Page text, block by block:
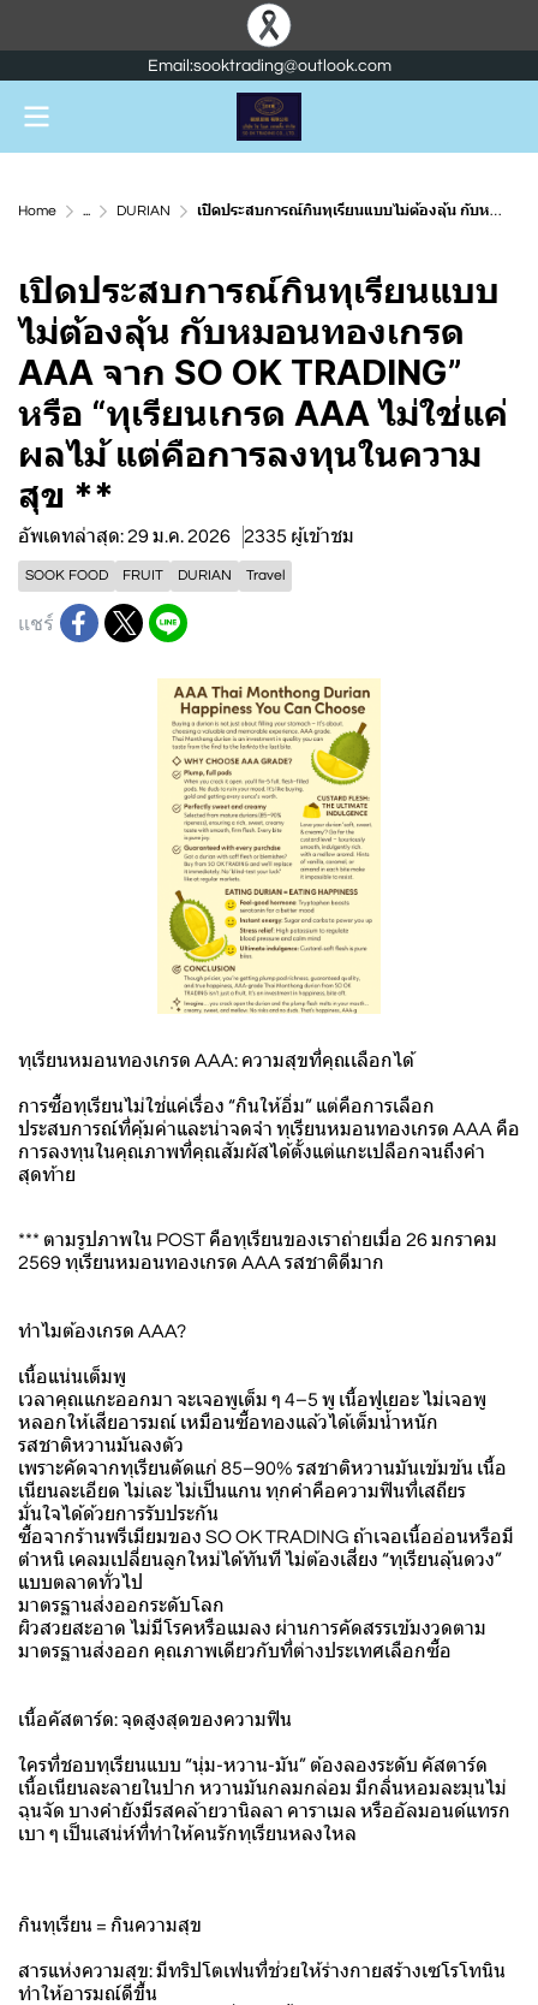
Email:sooktrading@outlook.com
Home ... DURIAN เปิดประสบการณ์กินทุเรียนแบบไม่ต้องลุ้น กับหมอนทองเกรด AAA จาก SO OK TRADING” หรือ “ทุเรียนเกรด AAA ไม่ใช่แค่ผลไม้ แต่คือการลงทุนในความสุข **
เปิดประสบการณ์กินทุเรียนแบบ
ไม่ต้องลุ้น กับหมอนทองเกรด
AAA จาก SO OK TRADING”
หรือ “ทุเรียนเกรด AAA ไม่ใช่แค่
ผลไม้ แต่คือการลงทุนในความ
สุข **
อัพเดทล่าสุด: 29 ม.ค. 2026 2335 ผู้เข้าชม
SOOK FOOD FRUIT DURIAN Travel
แชร์
ทุเรียนหมอนทองเกรด AAA: ความสุขที่คุณเลือกได้
การซื้อทุเรียนไม่ใช่แค่เรื่อง “กินให้อิ่ม” แต่คือการเลือก
ประสบการณ์ที่คุ้มค่าและน่าจดจำ ทุเรียนหมอนทองเกรด AAA คือ
การลงทุนในคุณภาพที่คุณสัมผัสได้ตั้งแต่แกะเปลือกจนถึงคำ
สุดท้าย
*** ตามรูปภาพใน POST คือทุเรียนของเราถ่ายเมื่อ 26 มกราคม
2569 ทุเรียนหมอนทองเกรด AAA รสชาติดีมาก
ทำไมต้องเกรด AAA?
เนื้อแน่นเต็มพู
เวลาคุณแกะออกมา จะเจอพูเต็ม ๆ 4–5 พู เนื้อฟูเยอะ ไม่เจอพู
หลอกให้เสียอารมณ์ เหมือนซื้อทองแล้วได้เต็มน้ำหนัก
รสชาติหวานมันลงตัว
เพราะคัดจากทุเรียนตัดแก่ 85–90% รสชาติหวานมันเข้มข้น เนื้อ
เนียนละเอียด ไม่เละ ไม่เป็นแกน ทุกคำคือความฟินที่เสถียร
มั่นใจได้ด้วยการรับประกัน
ซื้อจากร้านพรีเมียมของ SO OK TRADING ถ้าเจอเนื้ออ่อนหรือมี
ตำหนิ เคลมเปลี่ยนลูกใหม่ได้ทันที ไม่ต้องเสี่ยง “ทุเรียนลุ้นดวง”
แบบตลาดทั่วไป
มาตรฐานส่งออกระดับโลก
ผิวสวยสะอาด ไม่มีโรคหรือแมลง ผ่านการคัดสรรเข้มงวดตาม
มาตรฐานส่งออก คุณภาพเดียวกับที่ต่างประเทศเลือกซื้อ
เนื้อคัสตาร์ด: จุดสูงสุดของความฟิน
ใครที่ชอบทุเรียนแบบ “นุ่ม-หวาน-มัน” ต้องลองระดับ คัสตาร์ด
เนื้อเนียนละลายในปาก หวานมันกลมกล่อม มีกลิ่นหอมละมุนไม่
ฉุนจัด บางคำยังมีรสคล้ายวานิลลา คาราเมล หรืออัลมอนด์แทรก
เบา ๆ เป็นเสน่ห์ที่ทำให้คนรักทุเรียนหลงใหล
กินทุเรียน = กินความสุข
สารแห่งความสุข: มีทริปโตเฟนที่ช่วยให้ร่างกายสร้างเซโรโทนิน
ทำให้อารมณ์ดีขึ้น